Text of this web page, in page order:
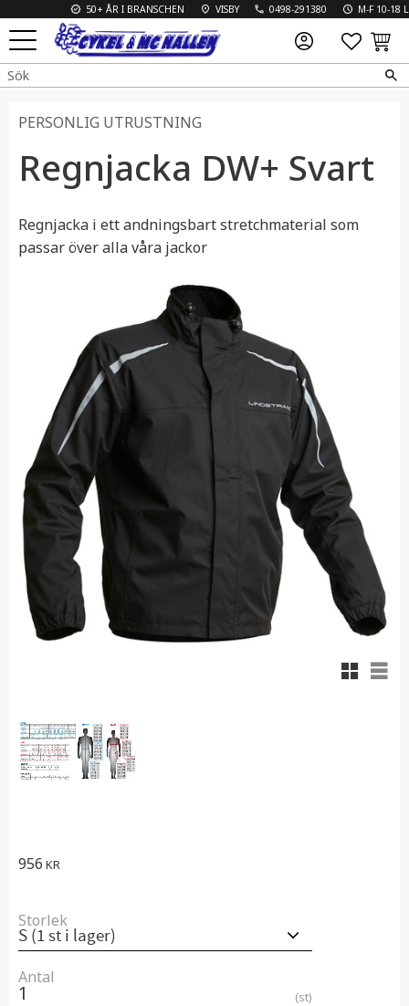
Meny
50+ ÅR I BRANSCHEN VISBY 0498-291380 M-F 10-18 L
PERSONLIG UTRUSTNING
Regnjacka DW+ Svart
Regnjacka i ett andningsbart stretchmaterial som
passar över alla våra jackor
956 KR
Storlek
Antal
st